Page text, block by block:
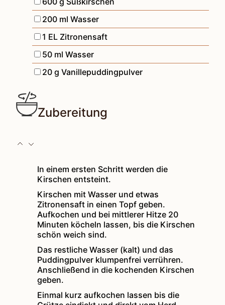
▢
200 ml Wasser
▢
1 EL Zitronensaft
▢
50 ml Wasser
▢
20 g Vanillepuddingpulver
Zubereitung
In einem ersten Schritt werden die
Kirschen entsteint.
Kirschen mit Wasser und etwas
Zitronensaft in einen Topf geben.
Aufkochen und bei mittlerer Hitze 20
Minuten köcheln lassen, bis die Kirschen
schön weich sind.
Das restliche Wasser (kalt) und das
Puddingpulver klumpenfrei verrühren.
Anschließend in die kochenden Kirschen
geben.
Einmal kurz aufkochen lassen bis die